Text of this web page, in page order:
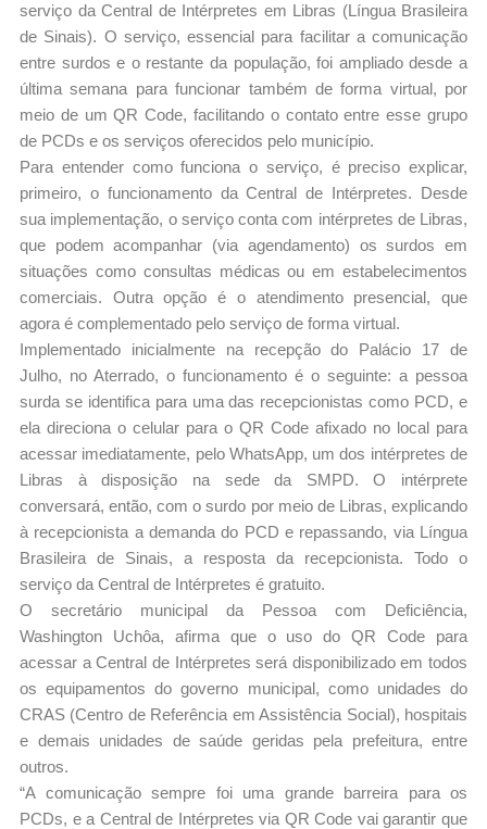
serviço da Central de Intérpretes em Libras (Língua Brasileira
de Sinais). O serviço, essencial para facilitar a comunicação
entre surdos e o restante da população, foi ampliado desde a
última semana para funcionar também de forma virtual, por
meio de um QR Code, facilitando o contato entre esse grupo
de PCDs e os serviços oferecidos pelo município.
Para entender como funciona o serviço, é preciso explicar,
primeiro, o funcionamento da Central de Intérpretes. Desde
sua implementação, o serviço conta com intérpretes de Libras,
que podem acompanhar (via agendamento) os surdos em
situações como consultas médicas ou em estabelecimentos
comerciais. Outra opção é o atendimento presencial, que
agora é complementado pelo serviço de forma virtual.
Implementado inicialmente na recepção do Palácio 17 de
Julho, no Aterrado, o funcionamento é o seguinte: a pessoa
surda se identifica para uma das recepcionistas como PCD, e
ela direciona o celular para o QR Code afixado no local para
acessar imediatamente, pelo WhatsApp, um dos intérpretes de
Libras à disposição na sede da SMPD. O intérprete
conversará, então, com o surdo por meio de Libras, explicando
à recepcionista a demanda do PCD e repassando, via Língua
Brasileira de Sinais, a resposta da recepcionista. Todo o
serviço da Central de Intérpretes é gratuito.
O secretário municipal da Pessoa com Deficiência,
Washington Uchôa, afirma que o uso do QR Code para
acessar a Central de Intérpretes será disponibilizado em todos
os equipamentos do governo municipal, como unidades do
CRAS (Centro de Referência em Assistência Social), hospitais
e demais unidades de saúde geridas pela prefeitura, entre
outros.
“A comunicação sempre foi uma grande barreira para os
PCDs, e a Central de Intérpretes via QR Code vai garantir que